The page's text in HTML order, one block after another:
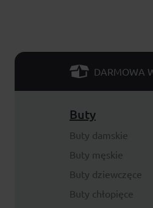
DARMOWA
Buty
Buty damskie
Buty męskie
Buty dziewczęce
Buty chłopięce